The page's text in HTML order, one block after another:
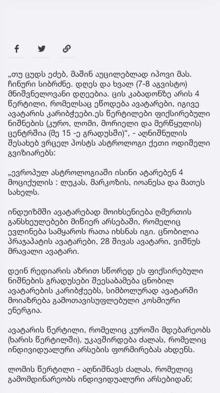
„თუ ცუდს ეძებ, მაშინ აუცილებლად იპოვი მას.
ჩინური სიბრძნე. დღეს და ხვალ (7-8 აგვისტო)
მნიშვნელოვანი დღეებია. ცის კაბადონზე არის 4
წერტილი, რომელსაც ეწოდება ავატარები, იგივე
ავატარის კარიბჭეები.ეს წერტილები ფიქსირებული
ნიშნების (კურო, ლომი, მორიელი და მერწყულის)
ცენტრშია (მე 15 -ე გრადუსში)“, - აღნიშნულის
შესახებ ვრცელ პოსტს ასტროლოგი ქეთი ოდიშელი
გვიზიარებს:
„ევროპულ ასტროლოგიაში ისინი ატარებენ 4
მოციქულის : ლუკას, მარკოზის, იოანესა და მათეს
სახელს.
ინდუიზმში ავატარებად მოიხსენიება ღმერთის
განსხეულებები მიწიერ არსებაში, რომელიც
ევლინება სამყაროს რათა იხსნას იგი. ცნობილია
პრაჯაპატის ავატარები, 28 შივას ავატარი, ვიშნუს
მრავალი ავატარი.
დეინ რედიარის აზრით სწორედ ეს ფიქსირებული
ნიშნების გრადუსები შეესაბამება ცნობილ
ავატარების კარიბჭეებს, სიმბოლურად ავატარში
მოიაზრება გამოთავისუფლებული კოსმიური
ენერგია.
ავატარის წერტილი, რომელიც კუროში მდებარეობს
(ხარის წერტილში), უკავშირდება ძალას, რომელიც
ინდივიდუალური არსების ფორმირებას ახდენს.
ლომის წერტილი - აღნიშნავს ძალას, რომელიც
გამომდინარეობს ინდივიდუალური არსებიდან;